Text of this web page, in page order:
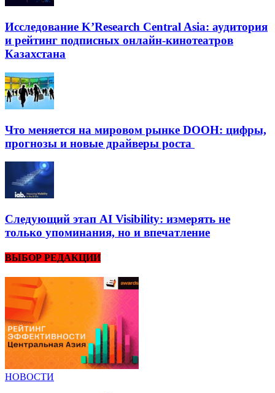
Исследование K’Research Central Asia: аудитория
и рейтинг подписных онлайн-кинотеатров
Казахстана
Что меняется на мировом рынке DOOH: цифры,
прогнозы и новые драйверы роста
Следующий этап AI Visibility: измерять не
только упоминания, но и впечатление
ВЫБОР РЕДАКЦИИ
НОВОСТИ